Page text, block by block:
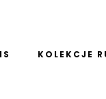
KOLEKCJE